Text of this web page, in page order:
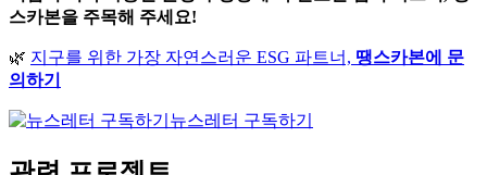
관련 프로젝트